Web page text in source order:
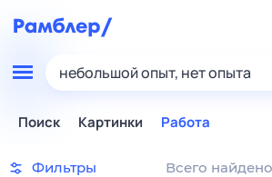
небольшой опыт, нет опыта
Поиск Картинки Работа
Фильтры Всего